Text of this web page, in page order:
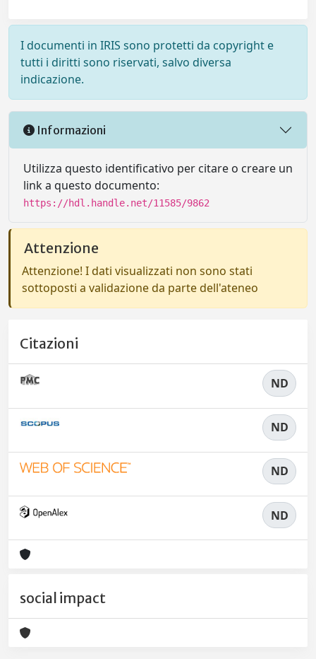
I documenti in IRIS sono protetti da copyright e
tutti i diritti sono riservati, salvo diversa
indicazione.
Informazioni
Utilizza questo identificativo per citare o creare un
link a questo documento:
https://hdl.handle.net/11585/9862
Attenzione
Attenzione! I dati visualizzati non sono stati
sottoposti a validazione da parte dell'ateneo
Citazioni
ND
ND
ND
ND
social impact